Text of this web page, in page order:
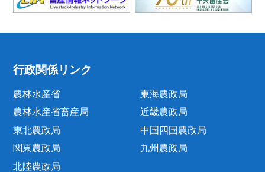
行政関係リンク
農林水産省
農林水産省畜産局
東北農政局
関東農政局
北陸農政局
東海農政局
近畿農政局
中国四国農政局
九州農政局